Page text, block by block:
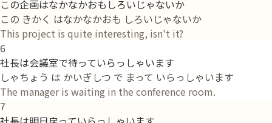
この企画はなかなかおもしろいじゃないか
この きかく はなかなかおも しろいじゃないか
This project is quite interesting, isn't it?
6
社長は会議室で待っていらっしゃいます
しゃちょう は かいぎしつ で まって いらっしゃいます
The manager is waiting in the conference room.
7